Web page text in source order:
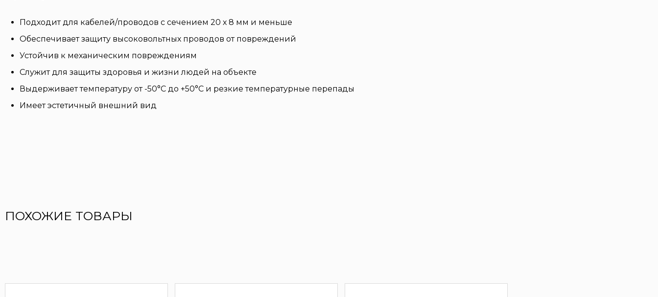
Подходит для кабелей/проводов с сечением 20 х 8 мм и меньше
Обеспечивает защиту высоковольтных проводов от повреждений
Устойчив к механическим повреждениям
Служит для защиты здоровья и жизни людей на объекте
Выдерживает температуру от -50°C до +50°C и резкие температурные перепады
Имеет эстетичный внешний вид
ПОХОЖИЕ ТОВАРЫ